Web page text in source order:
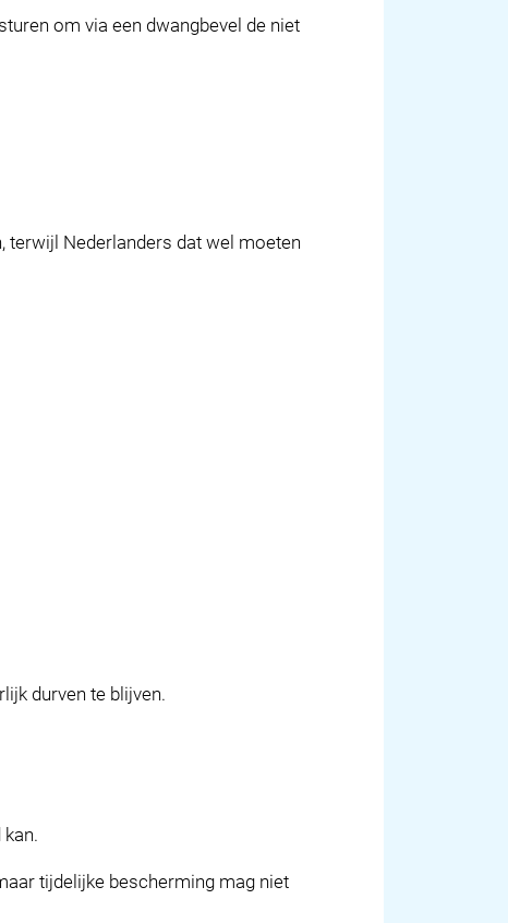
om via een dwangbevel de niet
terwijl Nederlanders dat wel moeten
durven te blijven.
tijdelijke bescherming mag niet